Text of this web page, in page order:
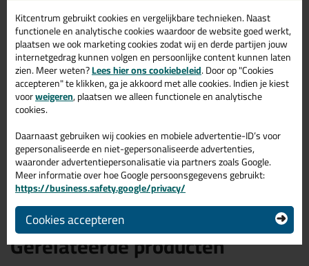
Ottoseal M390 Vloerkit
310ml in Kerselaar C17
Zoek je Ottoseal M390 Vloerkit 310ml in een specifieke kleur?
Gevonden! Deze Ottoseal M390 Vloerkit 310ml in de kleur
Kerselaar C17 is te gebruiken voor verschillende toepassingen.
Een professioneel en hoogwaardig product welke makkelijk te
gebruiken is. Bestel de Ottoseal M390 Vloerkit 310ml in de kleur
Kerselaar C17 vandaag nog! Op voorraad en op werkdagen
besteld = morgen in huis.
Wil je meer weten over de toepassing en kenmerken van dit
product?Lees alles over dit product >
Gerelateerde producten
Kitcentrum gebruikt cookies en vergelijkbare technieken. Naast
functionele en analytische cookies waardoor de website goed werkt,
plaatsen we ook marketing cookies zodat wij en derde partijen jouw
internetgedrag kunnen volgen en persoonlijke content kunnen laten
zien. Meer weten?Lees hier ons cookiebeleid. Door op "Cookies
accepteren" te klikken, ga je akkoord met alle cookies. Indien je kiest
voorweigeren, plaatsen we alleen functionele en analytische
cookies.
Daarnaast gebruiken wij cookies en mobiele advertentie-ID’s voor
gepersonaliseerde en niet-gepersonaliseerde advertenties,
waaronder advertentiepersonalisatie via partners zoals Google.
Meer informatie over hoe Google persoonsgegevens gebruikt:
https://business.safety.google/privacy/
Cookies accepteren